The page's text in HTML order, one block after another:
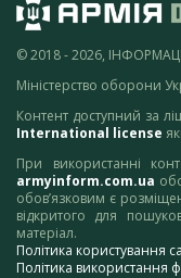
© 2018 - 2026,
Міністерство оборони
Контент доступний за
International license
При використанні
armyinform.com.ua
обов’язковим є
відкритого для
матеріал.
Політика користування
Політика використання